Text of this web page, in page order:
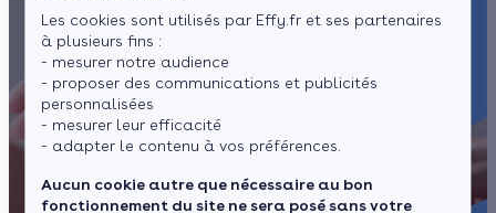
Les cookies sont utilisés par Effy.fr et ses partenaires
à plusieurs fins :
- mesurer notre audience
- proposer des communications et publicités
personnalisées
- mesurer leur efficacité
- adapter le contenu à vos préférences.
Aucun cookie autre que nécessaire au bon
fonctionnement du site ne sera posé sans votre
Sols